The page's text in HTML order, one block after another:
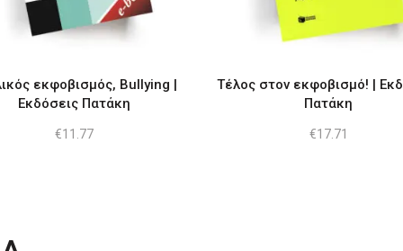
εκφοβισμός, Bullying |
Εκδόσεις Πατάκη
€11.77
Τέλος στον εκφοβισμό! |
Πατάκη
€17.71